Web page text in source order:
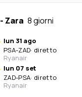
- Zara 8 giorni
lun 31 ago
PSA-ZAD· diretto
Ryanair
lun 07 set
ZAD-PSA· diretto
Ryanair